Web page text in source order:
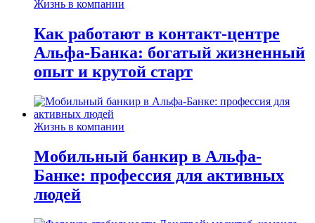
Жизнь в компании
Как работают в контакт-центре
Альфа-Банка: богатый жизненный
опыт и крутой старт
Жизнь в компании
Мобильный банкир в Альфа-
Банке: профессия для активных
людей